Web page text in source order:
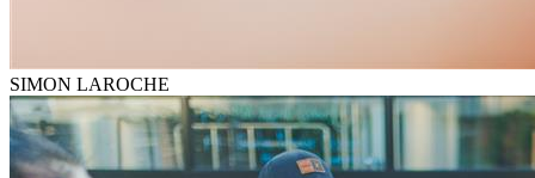
SIMON LAROCHE